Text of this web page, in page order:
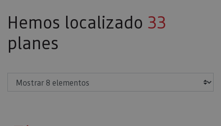
Hemos localizado 33
planes